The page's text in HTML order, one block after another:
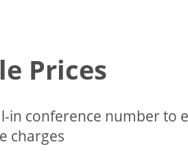
Prices
in conference number to
charges.